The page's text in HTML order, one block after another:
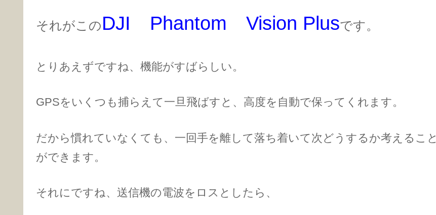
それがこのDJI Phantom Vision Plusです。
とりあえずですね、機能がすばらしい。
GPSをいくつも捕らえて一旦飛ばすと、高度を自動で保ってくれます。
だから慣れていなくても、一回手を離して落ち着いて次どうするか考えること
ができます。
それにですね、送信機の電波をロスとしたら、